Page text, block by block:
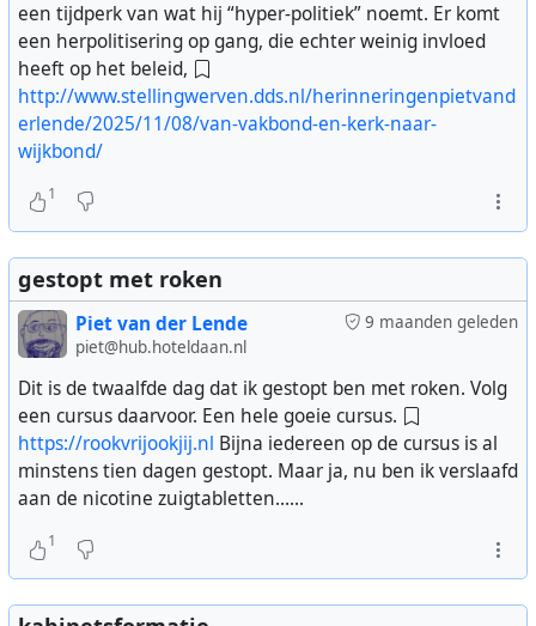
een tijdperk van wat hij “hyper-politiek” noemt. Er komt
een herpolitisering op gang, die echter weinig invloed
heeft op het beleid,
http://www.stellingwerven.dds.nl/herinneringenpietvand
erlende/2025/11/08/van-vakbond-en-kerk-naar-
wijkbond/
1
gestopt met roken
9 maanden geleden
Piet van der Lende
piet@hub.hoteldaan.nl
Dit is de twaalfde dag dat ik gestopt ben met roken. Volg
een cursus daarvoor. Een hele goeie cursus.
https://rookvrijookjij.nl Bijna iedereen op de cursus is al
minstens tien dagen gestopt. Maar ja, nu ben ik verslaafd
aan de nicotine zuigtabletten......
1